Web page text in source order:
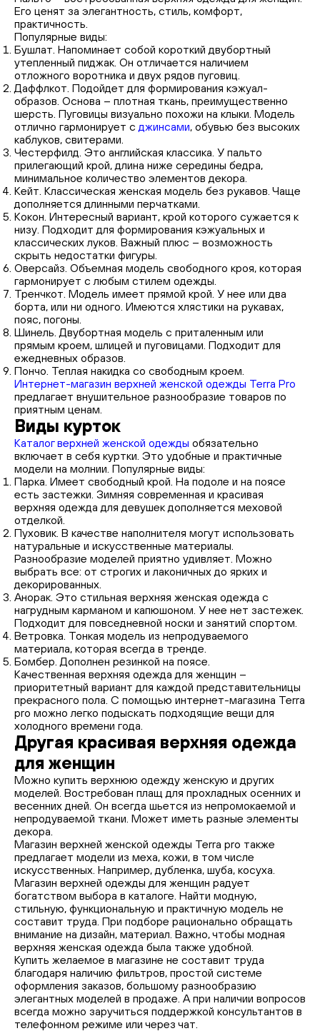
Его ценят за элегантность, стиль, комфорт,
практичность.
Популярные виды:
Бушлат. Напоминает собой короткий двубортный
утепленный пиджак. Он отличается наличием
отложного воротника и двух рядов пуговиц.
Даффлкот. Подойдет для формирования кэжуал-
образов. Основа – плотная ткань, преимущественно
шерсть. Пуговицы визуально похожи на клыки. Модель
отлично гармонирует с джинсами, обувью без высоких
каблуков, свитерами.
Честерфилд. Это английская классика. У пальто
прилегающий крой, длина ниже середины бедра,
минимальное количество элементов декора.
Кейт. Классическая женская модель без рукавов. Чаще
дополняется длинными перчатками.
Кокон. Интересный вариант, крой которого сужается к
низу. Подходит для формирования кэжуальных и
классических луков. Важный плюс – возможность
скрыть недостатки фигуры.
Оверсайз. Объемная модель свободного кроя, которая
гармонирует с любым стилем одежды.
Тренчкот. Модель имеет прямой крой. У нее или два
борта, или ни одного. Имеются хлястики на рукавах,
пояс, погоны.
Шинель. Двубортная модель с приталенным или
прямым кроем, шлицей и пуговицами. Подходит для
ежедневных образов.
Пончо. Теплая накидка со свободным кроем.
Интернет-магазин верхней женской одежды Terra Pro
предлагает внушительное разнообразие товаров по
приятным ценам.
Виды курток
Каталог верхней женской одежды обязательно
включает в себя куртки. Это удобные и практичные
модели на молнии. Популярные виды:
Парка. Имеет свободный крой. На подоле и на поясе
есть застежки. Зимняя современная и красивая
верхняя одежда для девушек дополняется меховой
отделкой.
Пуховик. В качестве наполнителя могут использовать
натуральные и искусственные материалы.
Разнообразие моделей приятно удивляет. Можно
выбрать все: от строгих и лаконичных до ярких и
декорированных.
Анорак. Это стильная верхняя женская одежда с
нагрудным карманом и капюшоном. У нее нет застежек.
Подходит для повседневной носки и занятий спортом.
Ветровка. Тонкая модель из непродуваемого
материала, которая всегда в тренде.
Бомбер. Дополнен резинкой на поясе.
Качественная верхняя одежда для женщин –
приоритетный вариант для каждой представительницы
прекрасного пола. С помощью интернет-магазина Terra
pro можно легко подыскать подходящие вещи для
холодного времени года.
Другая красивая верхняя одежда
для женщин
Можно купить верхнюю одежду женскую и других
моделей. Востребован плащ для прохладных осенних и
весенних дней. Он всегда шьется из непромокаемой и
непродуваемой ткани. Может иметь разные элементы
декора.
Магазин верхней женской одежды Terra pro также
предлагает модели из меха, кожи, в том числе
искусственных. Например, дубленка, шуба, косуха.
Магазин верхней одежды для женщин радует
богатством выбора в каталоге. Найти модную,
стильную, функциональную и практичную модель не
составит труда. При подборе рационально обращать
внимание на дизайн, материал. Важно, чтобы модная
верхняя женская одежда была также удобной.
Купить желаемое в магазине не составит труда
благодаря наличию фильтров, простой системе
оформления заказов, большому разнообразию
элегантных моделей в продаже. А при наличии вопросов
всегда можно заручиться поддержкой консультантов в
телефонном режиме или через чат.